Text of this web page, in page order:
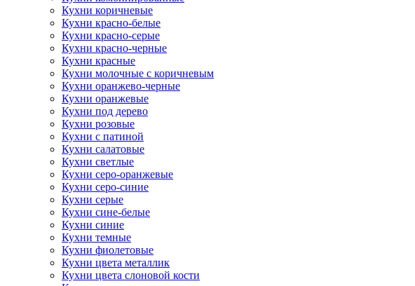
Кухни коричневые
Кухни красно-белые
Кухни красно-серые
Кухни красно-черные
Кухни красные
Кухни молочные с коричневым
Кухни оранжево-черные
Кухни оранжевые
Кухни под дерево
Кухни розовые
Кухни с патиной
Кухни салатовые
Кухни светлые
Кухни серо-оранжевые
Кухни серо-синие
Кухни серые
Кухни сине-белые
Кухни синие
Кухни темные
Кухни фиолетовые
Кухни цвета металлик
Кухни цвета слоновой кости